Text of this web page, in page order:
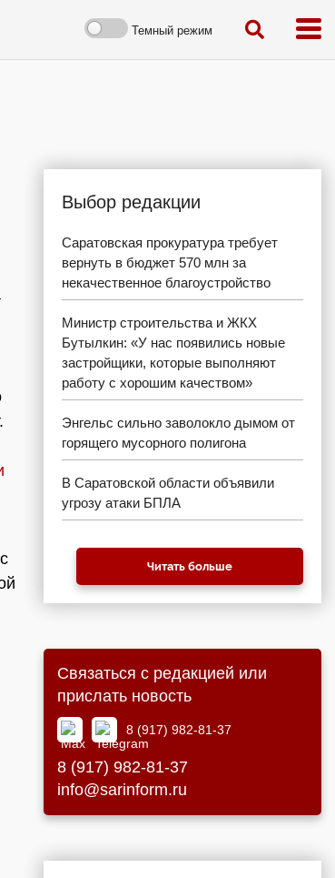
Темный режим
Выбор редакции
Саратовская прокуратура требует
вернуть в бюджет 570 млн за
некачественное благоустройство
Министр строительства и ЖКХ
Бутылкин: «У нас появились новые
застройщики, которые выполняют
работу с хорошим качеством»
Энгельс сильно заволокло дымом от
горящего мусорного полигона
В Саратовской области объявили
угрозу атаки БПЛА
Читать больше
Связаться с редакцией или
прислать новость
8 (917) 982-81-37
8 (917) 982-81-37
info@sarinform.ru